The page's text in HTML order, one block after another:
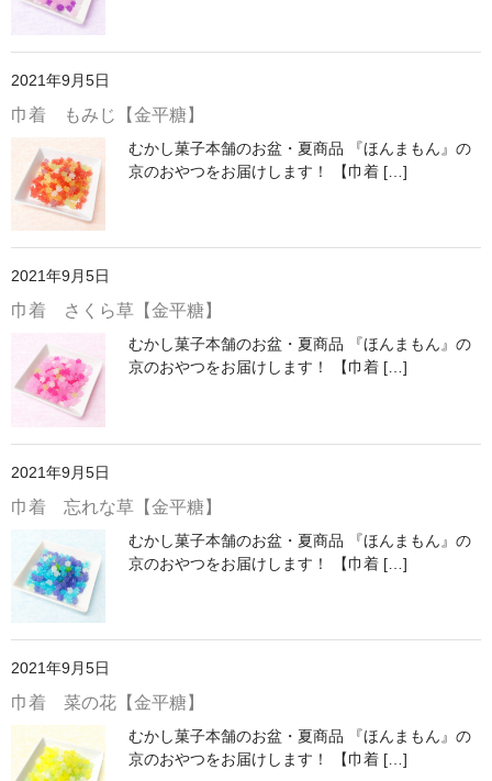
2021年9月5日
巾着 もみじ【金平糖】
むかし菓子本舗のお盆・夏商品 『ほんまもん』の
京のおやつをお届けします！ 【巾着 […]
2021年9月5日
巾着 さくら草【金平糖】
むかし菓子本舗のお盆・夏商品 『ほんまもん』の
京のおやつをお届けします！ 【巾着 […]
2021年9月5日
巾着 忘れな草【金平糖】
むかし菓子本舗のお盆・夏商品 『ほんまもん』の
京のおやつをお届けします！ 【巾着 […]
2021年9月5日
巾着 菜の花【金平糖】
むかし菓子本舗のお盆・夏商品 『ほんまもん』の
京のおやつをお届けします！ 【巾着 […]